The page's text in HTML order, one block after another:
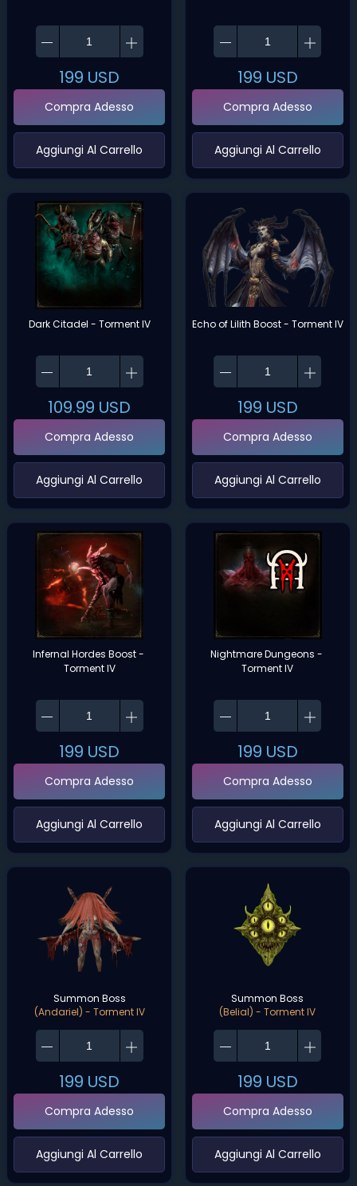
199 USD
Compra Adesso
‌Aggiungi Al Carrello‌
199 USD
Compra Adesso
‌Aggiungi Al Carrello‌
Dark Citadel - Torment IV
109.99 USD
Compra Adesso
‌Aggiungi Al Carrello‌
Echo of Lilith Boost - Torment IV
199 USD
Compra Adesso
‌Aggiungi Al Carrello‌
Infernal Hordes Boost -
Torment IV
199 USD
Compra Adesso
‌Aggiungi Al Carrello‌
Nightmare Dungeons -
Torment IV
199 USD
Compra Adesso
‌Aggiungi Al Carrello‌
Summon Boss
(Andariel) - Torment IV
199 USD
Compra Adesso
‌Aggiungi Al Carrello‌
Summon Boss
(Belial) - Torment IV
199 USD
Compra Adesso
‌Aggiungi Al Carrello‌